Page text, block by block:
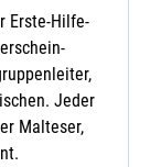
Erste-Hilfe-
Jeder
Malteser,